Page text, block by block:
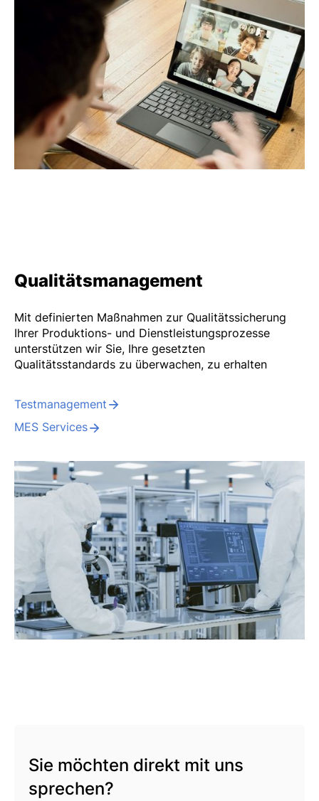
Qualitätsmanagement
Mit definierten Maßnahmen zur Qualitätssicherung
Ihrer Produktions- und Dienstleistungsprozesse
unterstützen wir Sie, Ihre gesetzten
Qualitätsstandards zu überwachen, zu erhalten
Testmanagement
MES Services
Sie möchten direkt mit uns
sprechen?